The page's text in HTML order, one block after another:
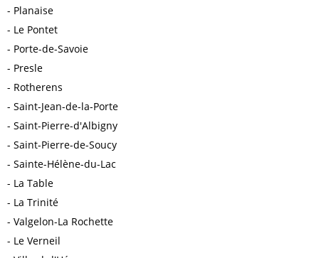
Planaise
Le Pontet
Porte-de-Savoie
Presle
Rotherens
Saint-Jean-de-la-Porte
Saint-Pierre-d'Albigny
Saint-Pierre-de-Soucy
Sainte-Hélène-du-Lac
La Table
La Trinité
Valgelon-La Rochette
Le Verneil